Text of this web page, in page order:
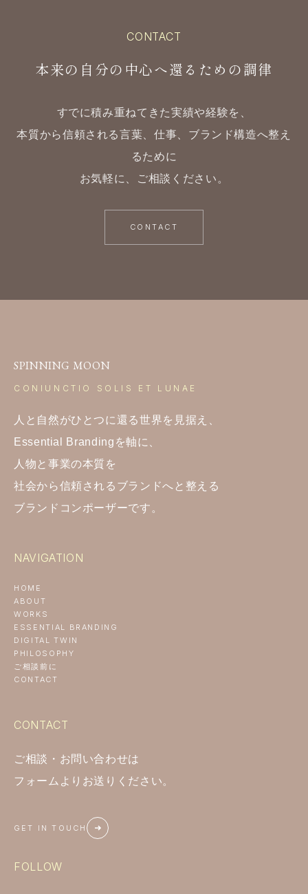
CONTACT
本来の自分の中心へ還るための調律
すでに積み重ねてきた実績や経験を、
本質から信頼される言葉、仕事、ブランド構造へ整え
るために
お気軽に、ご相談ください。
CONTACT
SPINNING MOON
CONIUNCTIO SOLIS ET LUNAE
人と自然がひとつに還る世界を見据え、
Essential Brandingを軸に、
人物と事業の本質を
社会から信頼されるブランドへと整える
ブランドコンポーザーです。
NAVIGATION
HOME
ABOUT
WORKS
ESSENTIAL BRANDING
DIGITAL TWIN
PHILOSOPHY
ご相談前に
CONTACT
CONTACT
ご相談・お問い合わせは
フォームよりお送りください。
GET IN TOUCH
FOLLOW